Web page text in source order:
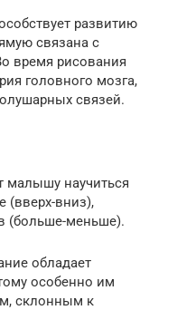
развитию
связана с
время рисования
головного мозга,
связей.
малышу научиться
(вверх-вниз),
(больше-меньше).
обладает
особенно им
склонным к